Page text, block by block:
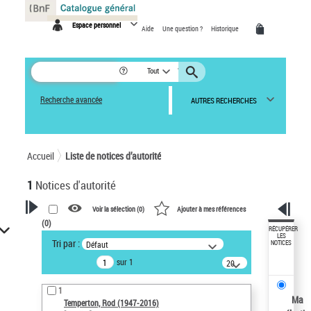
Espace personnel Aide Une question ? Historique
Tout
Recherche avancée AUTRES RECHERCHES
Accueil Liste de notices d’autorité
1 Notices d'autorité
VOTRE RECHERCHE
Recherche avancée dans les
notices d’autorité
Œuvres liées à l'auteur :
Temperton, Rod (1947-2016)
Voir la sélection (0) Ajouter à mes références
(0)
Tri par : Défaut
sur 1
20
résultats/page
1
Temperton, Rod (1947-2016)
RÉCUPÉRER
LES
NOTICES
Ma
Panneau de gestion des cookies